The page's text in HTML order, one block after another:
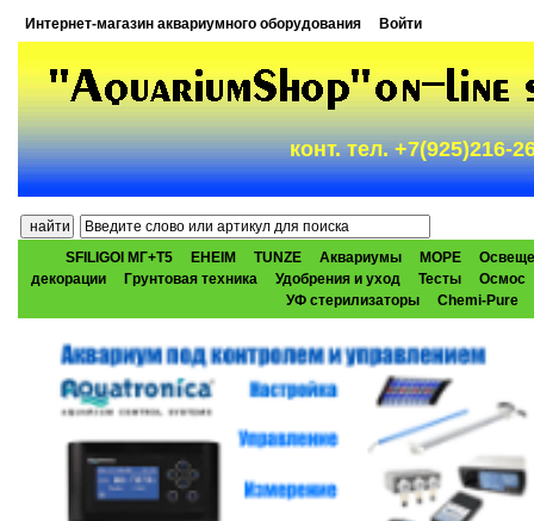
Интернет-магазин аквариумного оборудования Войти
конт. тел. +7(925)216-
SFILIGOI МГ+Т5 EHEIM TUNZE Аквариумы МОРЕ
декорации
Грунтовая техника Удобрения и уход Тесты
Осмос
УФ стерилизаторы
Chemi-Pure